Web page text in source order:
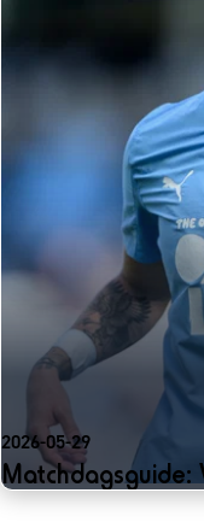
2026-05-29
Matchdagsguide: